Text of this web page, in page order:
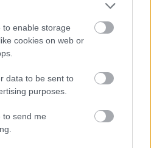
to enable storage
cookies on web or
data to be sent to
purposes.
to send me
δημοσιογράφος και personal
δημοσιογραφία και την
το Τμήμα Επικοινωνίας και
του Εθνικού και
Αθηνών το 2010.
ειδικεύτηκε στο fitness,